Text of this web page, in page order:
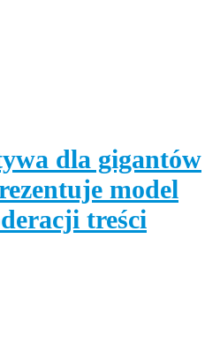
dla gigantów
model
treści